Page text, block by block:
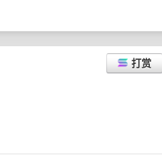
打赏